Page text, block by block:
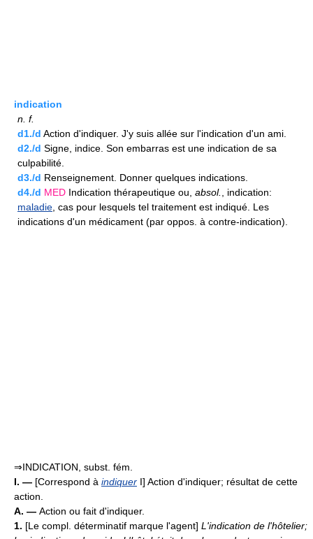
indication
n. f.
d1./d Action d'indiquer. J'y suis allée sur l'indication d'un ami.
d2./d Signe, indice. Son embarras est une indication de sa
culpabilité.
d3./d Renseignement. Donner quelques indications.
d4./d MED Indication thérapeutique ou, absol.
, indication:
maladie , cas pour lesquels tel traitement est indiqué. Les
indications d'un médicament (par oppos. à contre-indication).
⇒INDICATION, subst. fém.
I. — [Correspond à indiquer I] Action d'indiquer; résultat de cette
action.
A. — Action ou fait d'indiquer.
1. [Le compl. déterminatif marque l'agent] L'indication de l'hôtelier;